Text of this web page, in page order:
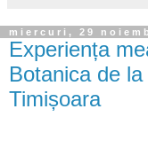
miercuri, 29
Experiența
Botanica de
Timișoara